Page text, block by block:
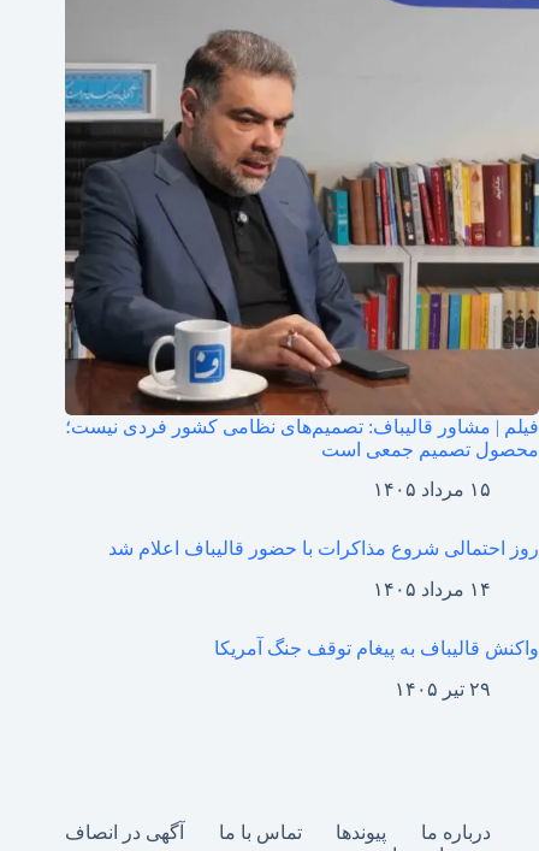
فیلم | مشاور قالیباف: تصمیم‌های نظامی کشور فردی نیست؛
محصول تصمیم جمعی است
۱۵ مرداد ۱۴۰۵
روز احتمالی شروع مذاکرات با حضور قالیباف اعلام شد
۱۴ مرداد ۱۴۰۵
واکنش قالیباف به پیغام توقف جنگ آمریکا
۲۹ تیر ۱۴۰۵
درباره ما پیوندها تماس با ما
آگهی در انصاف